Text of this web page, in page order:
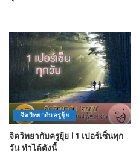
จิตวิทยากับครูยุ้ย
จิตวิทยากับครูยุ้ย l 1 เปอร์เซ็นทุก
วัน ทำได้ดังนี้